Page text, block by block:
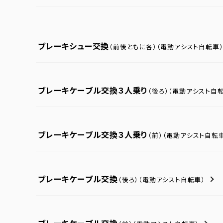
ブレーキシュー交換 （前後ともに各） （電動アシスト自転車）
ブレーキケーブル交換３人乗り （後ろ） （電動アシスト自転
ブレーキケーブル交換３人乗り （前） （電動アシスト自転車
ブレーキケーブル交換 （後ろ） （電動アシスト自転車）